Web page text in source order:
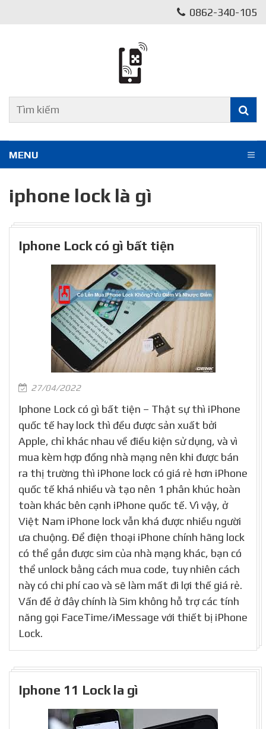
0862-340-105
MENU
iphone lock là gì
Iphone Lock có gì bất tiện
27/04/2022
Iphone Lock có gì bất tiện – Thật sự thì iPhone
quốc tế hay lock thì đều được sản xuất bởi
Apple, chỉ khác nhau về điều kiện sử dụng, và vì
mua kèm hợp đồng nhà mạng nên khi được bán
ra thị trường thì iPhone lock có giá rẻ hơn iPhone
quốc tế khá nhiều và tạo nên 1 phân khúc hoàn
toàn khác bên cạnh iPhone quốc tế. Vì vậy, ở
Việt Nam iPhone lock vẫn khá được nhiều người
ưa chuộng. Để điện thoại iPhone chính hãng lock
có thể gắn được sim của nhà mạng khác, bạn có
thể unlock bằng cách mua code, tuy nhiên cách
này có chi phí cao và sẽ làm mất đi lợi thế giá rẻ.
Vấn đề ở đây chính là Sim không hỗ trợ các tính
năng gọi FaceTime/iMessage với thiết bị iPhone
Lock.
Iphone 11 Lock la gì